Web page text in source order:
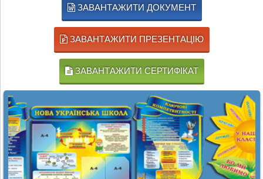
ЗАВАНТАЖИТИ ДОКУМЕНТ
ЗАВАНТАЖИТИ ПРЕЗЕНТАЦІЮ
ЗАВАНТАЖИТИ СЕРТИФІКАТ